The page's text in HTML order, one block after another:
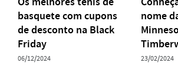
basquete com cupons
de desconto na Black
Friday
06/12/2024
nome
23/02/2024